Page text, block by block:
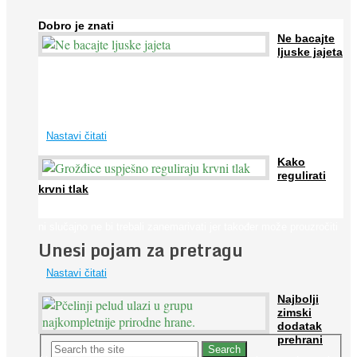
Dobro je znati
Ne bacajte
ljuske jajeta
Nastavi čitati
Kako
regulirati
krvni tlak
...
Nastavi čitati
Najbolji
zimski
dodatak
prehrani
Unesi pojam za pretragu